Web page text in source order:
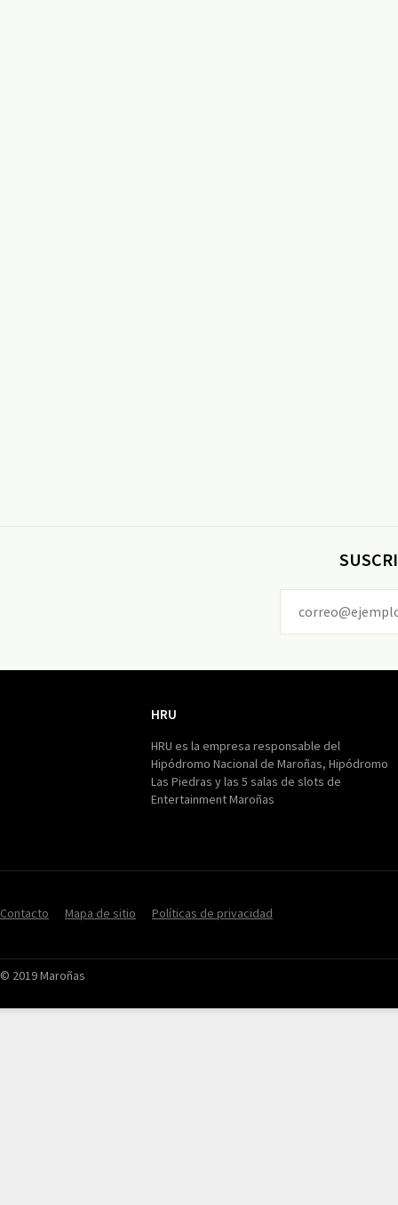
HRU
HRU es la empresa responsable del
Hipódromo Nacional de Maroñas, Hipódromo
Las Piedras y las 5 salas de slots de
Entertainment Maroñas
Contacto Mapa de sitio Políticas de privacidad
© 2019 Maroñas